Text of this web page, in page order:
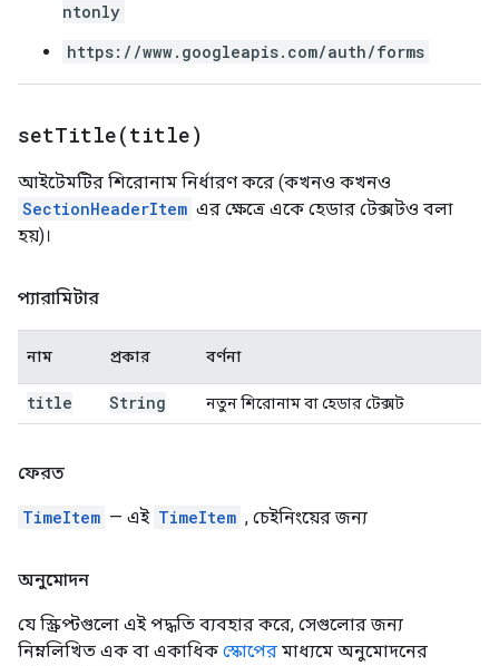
ntonly
https://www.googleapis.com/auth/forms
setTitle(title)
আইটেমটির শিরোনাম নির্ধারণ করে (কখনও কখনও
SectionHeaderItem এর ক্ষেত্রে একে হেডার টেক্সটও বলা
হয়)।
প্যারামিটার
নাম প্রকার বর্ণনা
title String নতুন শিরোনাম বা হেডার টেক্সট
ফেরত
TimeItem — এই TimeItem , চেইনিংয়ের জন্য
অনুমোদন
যে স্ক্রিপ্টগুলো এই পদ্ধতি ব্যবহার করে, সেগুলোর জন্য
নিম্নলিখিত এক বা একাধিক স্কোপের মাধ্যমে অনুমোদনের